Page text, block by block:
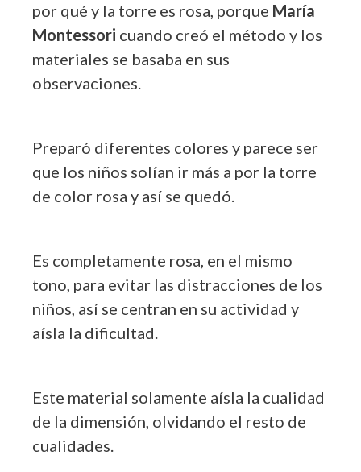
por qué y la torre es rosa, porque María
Montessori cuando creó el método y los
materiales se basaba en sus
observaciones.
Preparó diferentes colores y parece ser
que los niños solían ir más a por la torre
de color rosa y así se quedó.
Es completamente rosa, en el mismo
tono, para evitar las distracciones de los
niños, así se centran en su actividad y
aísla la dificultad.
Este material solamente aísla la cualidad
de la dimensión, olvidando el resto de
cualidades.